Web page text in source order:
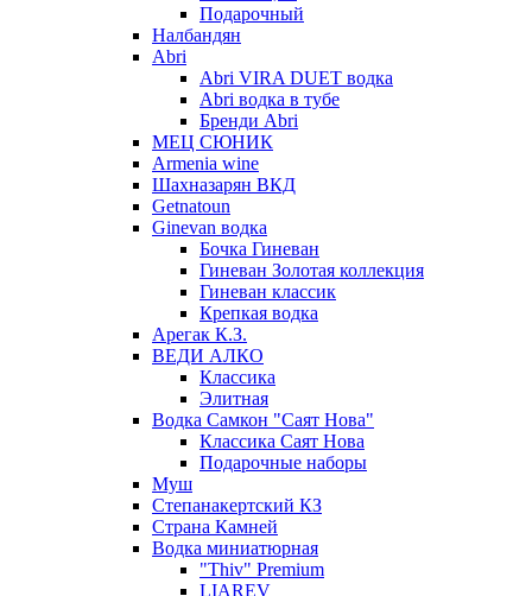
Подарочный
Налбандян
Abri
Abri VIRA DUET водка
Abri водка в тубе
Бренди Abri
МЕЦ СЮНИК
Armenia wine
Шахназарян ВКД
Getnatoun
Ginevan водка
Бочка Гиневан
Гиневан Золотая коллекция
Гиневан классик
Крепкая водка
Арегак К.З.
ВЕДИ АЛКО
Классика
Элитная
Водка Самкон "Саят Нова"
Классика Саят Нова
Подарочные наборы
Муш
Степанакертский КЗ
Страна Камней
Водка миниатюрная
"Thiv" Premium
LIAREV